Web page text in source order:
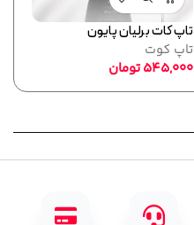
تاپ کات برلیان پایون
تاپ کوت
545,000تومان